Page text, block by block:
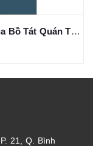
Bồ Tát Cố Sự - Hạnh Nguyện Từ Bi Của Bồ Tát Quán Thế Âm - Huỳnh Thanh Bình
21, Q. Bình